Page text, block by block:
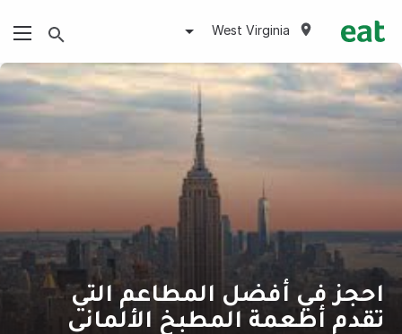
West Virginia
احجز في أفضل المطاعم التي
تقدم أطعمة المطبخ الألماني